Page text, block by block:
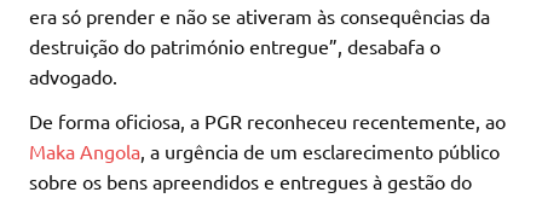
era só prender e não se ativeram às consequências da
destruição do património entregue”, desabafa o
advogado.
De forma oficiosa, a PGR reconheceu recentemente, ao
Maka Angola, a urgência de um esclarecimento público
sobre os bens apreendidos e entregues à gestão do